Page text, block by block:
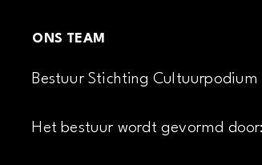
ONS TEAM
Bestuur Stichting Cultuurpodium
Het bestuur wordt gevormd door: